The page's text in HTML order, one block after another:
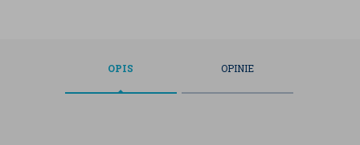
OPIS OPINIE